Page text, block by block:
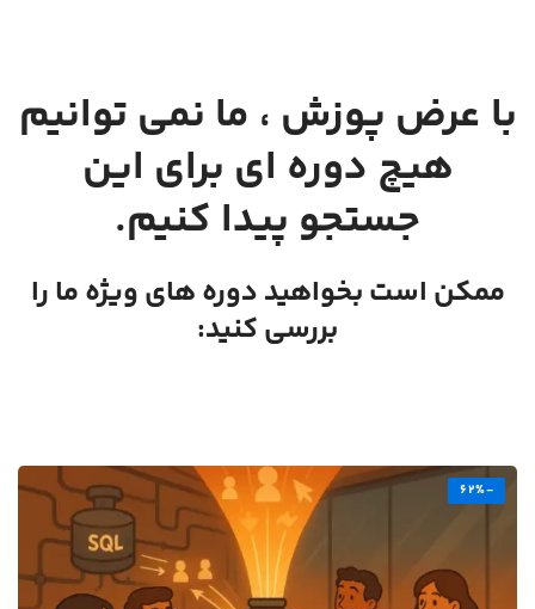
با عرض پوزش ، ما نمی توانیم
هیچ دوره ای برای این
جستجو پیدا کنیم.
ممکن است بخواهید دوره های ویژه ما را
بررسی کنید:
-62%